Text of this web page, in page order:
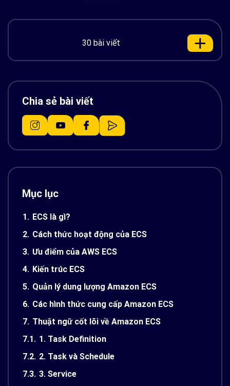
30 bài viết
Chia sẻ bài viết
Mục lục
1. ECS là gì?
2. Cách thức hoạt động của ECS
3. Ưu điểm của AWS ECS
4. Kiến trúc ECS
5. Quản lý dung lượng Amazon ECS
6. Các hình thức cung cấp Amazon ECS
7. Thuật ngữ cốt lõi về Amazon ECS
7.1. 1. Task Definition
7.2. 2. Task và Schedule
7.3. 3. Service